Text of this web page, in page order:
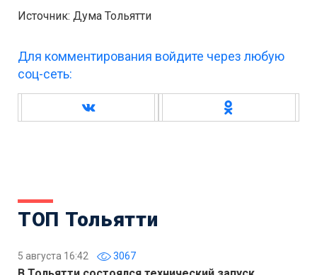
Источник: Дума Тольятти
Для комментирования войдите через любую
соц-сеть:
ТОП Тольятти
5 августа 16:42 3067